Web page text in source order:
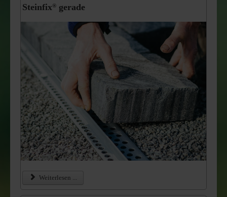
Steinfix® gerade
Weiterlesen ...